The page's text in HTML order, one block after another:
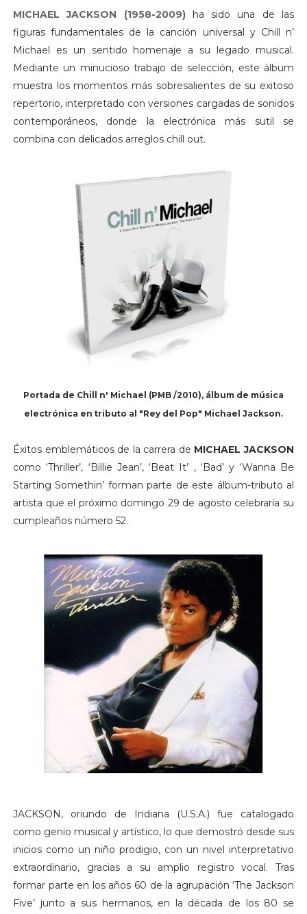
MICHAEL JACKSON (1958-2009)ha sido una de las
figuras fundamentales de la canción universal y Chill n’
Michael es un sentido homenaje a su legado musical.
Mediante un minucioso trabajo de selección, este álbum
muestra los momentos más sobresalientes de su exitoso
repertorio, interpretado con versiones cargadas de sonidos
contemporáneos, donde la electrónica más sutil se
combina con delicados arreglos chill out.
Portada de Chill n' Michael (PMB /2010), álbum de música
electrónica en tributo al "Rey del Pop" Michael Jackson.
Éxitos emblemáticos de la carrera de MICHAEL JACKSON
como ‘Thriller’, ‘Billie Jean’, ‘Beat It’ , ‘Bad’ y ‘Wanna Be
Starting Somethin’ forman parte de este álbum-tributo al
artista que el próximo domingo 29 de agosto celebraría su
cumpleaños número 52.
JACKSON, oriundo de Indiana (U.S.A.) fue catalogado
como genio musical y artístico, lo que demostró desde sus
inicios como un niño prodigio, con un nivel interpretativo
extraordinario, gracias a su amplio registro vocal. Tras
formar parte en los años 60 de la agrupación ‘The Jackson
Five’ junto a sus hermanos, en la década de los 80 se